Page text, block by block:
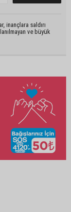
inançlara saldırı
ve büyük